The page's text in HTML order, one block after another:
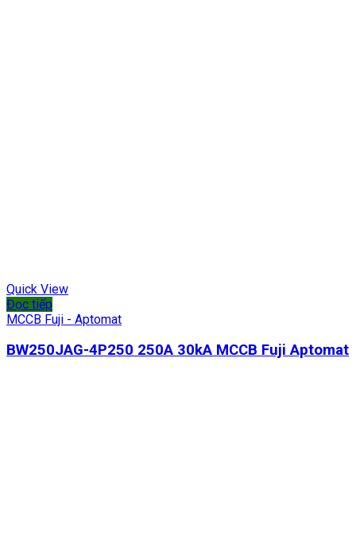
Quick View
Đọc tiếp
MCCB Fuji - Aptomat
BW250JAG-4P250 250A 30kA MCCB Fuji Aptomat